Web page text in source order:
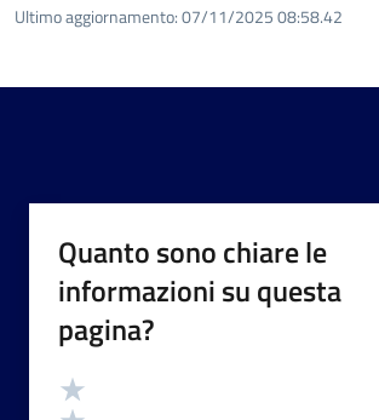
Ultimo aggiornamento:07/11/2025 08:58.42
Quanto sono chiare le
informazioni su questa
pagina?
Valutazione